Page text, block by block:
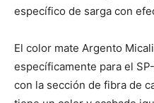
específico de sarga con
El color mate Argento
específicamente para el
con la sección de fibra de